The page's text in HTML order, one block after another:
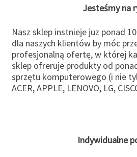
Jesteśmy na
Nasz sklep instnieje juz ponad
dla naszych klientów by móc
profesjonalną ofertę, w której
sklep ofreruje produkty od
sprzętu komputerowego (i nie
ACER, APPLE, LENOVO, LG,
Indywidualne